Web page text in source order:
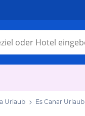
Urlaub Es Canar Urlaub